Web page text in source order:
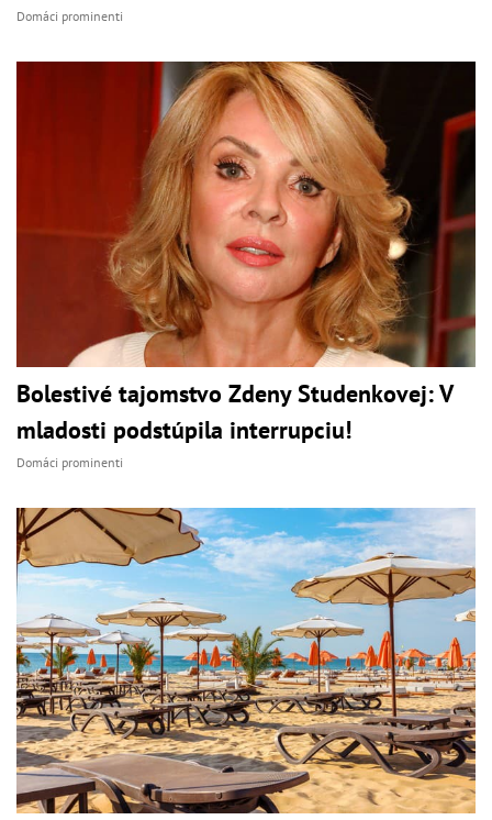
Domáci prominenti
Bolestivé tajomstvo Zdeny Studenkovej: V
mladosti podstúpila interrupciu!
Domáci prominenti